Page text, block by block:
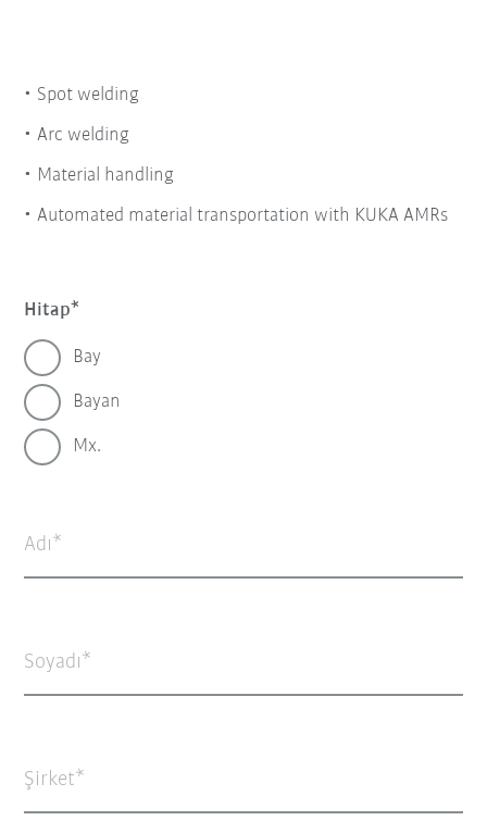
Spot welding
Arc welding
Material handling
Automated material transportation with KUKA AMRs
Hitap
Bay
Bayan
Mx.
Adı
Soyadı
Şirket